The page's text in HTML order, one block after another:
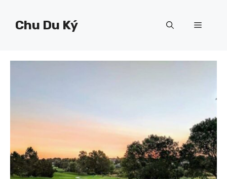
Chu Du Ký Menu